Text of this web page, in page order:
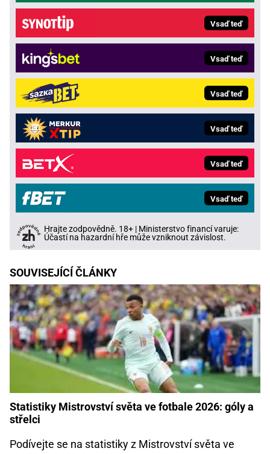
Vsaď teď
Vsaď teď
Vsaď teď
Vsaď teď
Vsaď teď
Vsaď teď
Hrajte zodpovědně. 18+ | Ministerstvo financí varuje:
Účastí na hazardní hře může vzniknout závislost.
SOUVISEJÍCÍ ČLÁNKY
Statistiky Mistrovství světa ve fotbale 2026: góly a
střelci
Podívejte se na statistiky z Mistrovství světa ve